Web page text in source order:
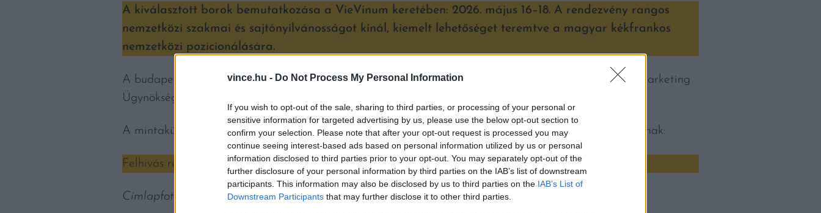
vince.hu - Do Not Process My Personal Information
If you wish to opt-out of the sale, sharing to third parties, or processing of your personal or
sensitive information for targeted advertising by us, please use the below opt-out section to
confirm your selection. Please note that after your opt-out request is processed you may
continue seeing interest-based ads based on personal information utilized by us or personal
information disclosed to third parties prior to your opt-out. You may separately opt-out of the
further disclosure of your personal information by third parties on the IAB’s list of downstream
participants. This information may also be disclosed by us to third parties on the IAB’s List of
Downstream Participants that may further disclose it to other third parties.
A kiválasztott borok bemutatkozása a VieVinum keretében: 2026. május 16–18. A rendezvény rangos
nemzetközi szakmai és sajtónyilvánosságot kínál, kiemelt lehetőséget teremtve a magyar kékfrankos
nemzetközi pozicionálására.
A budapesti részvétel díjmentes, a bécsi megjelenés részvételi díjhoz kötött, amelyhez a Magyar Bormarketing
Ügynökség a kiválasztott tételek esetében támogatást biztosít.
A mintaküldés és a részvétel részletes feltételeiről további információkat a hivatalos felhívásban találnak:
Felhívás részletek: Részvételi felhívás Kékfrankos Bormustra – Magyar Bor
Címlapfotó: Boule / Shutterstock